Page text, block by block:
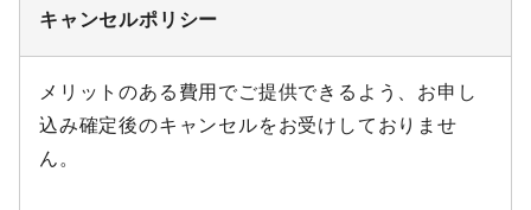
キャンセルポリシー
メリットのある費用でご提供できるよう、お申し
込み確定後のキャンセルをお受けしておりませ
ん。